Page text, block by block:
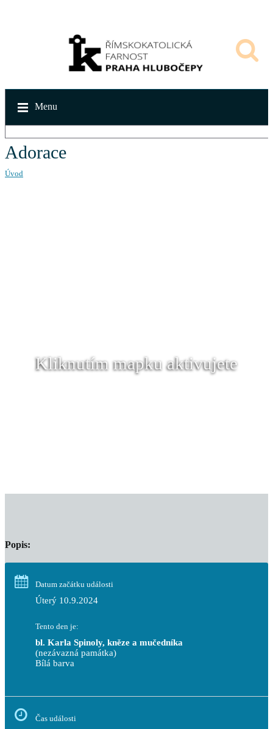
Menu
Adorace
Úvod
Kliknutím mapku aktivujete
Popis:
Datum začátku události
Úterý 10.9.2024
Tento den je:
bl. Karla Spinoly, kněze a mučedníka
(nezávazná památka)
Bílá barva
Čas události